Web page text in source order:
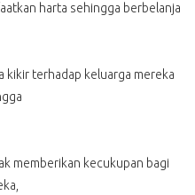
harta sehingga berbelanja
kikir terhadap keluarga mereka
memberikan kecukupan bagi